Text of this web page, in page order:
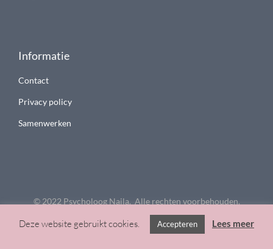
Informatie
Contact
Privacy policy
Samenwerken
© 2022 Psycholoog Najla. Alle rechten voorbehouden.
Deze website gebruikt cookies. Accepteren Lees meer